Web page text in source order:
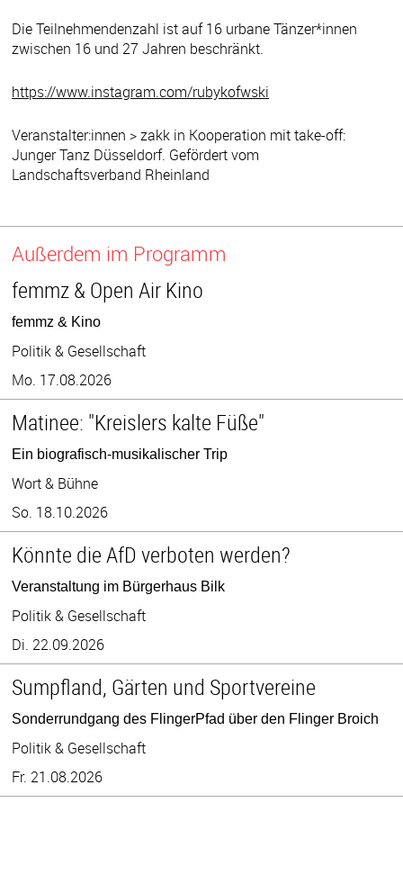
Die Teilnehmendenzahl ist auf 16 urbane Tänzer*innen
zwischen 16 und 27 Jahren beschränkt.
https://www.instagram.com/rubykofwski
Veranstalter:innen > zakk in Kooperation mit take-off:
Junger Tanz Düsseldorf. Gefördert vom
Landschaftsverband Rheinland
Außerdem im Programm
femmz & Open Air Kino
femmz & Kino
Politik & Gesellschaft
Mo. 17.08.2026
Matinee: "Kreislers kalte Füße"
Ein biografisch-musikalischer Trip
Wort & Bühne
So. 18.10.2026
Könnte die AfD verboten werden?
Veranstaltung im Bürgerhaus Bilk
Politik & Gesellschaft
Di. 22.09.2026
Sumpfland, Gärten und Sportvereine
Sonderrundgang des FlingerPfad über den Flinger Broich
Politik & Gesellschaft
Fr. 21.08.2026